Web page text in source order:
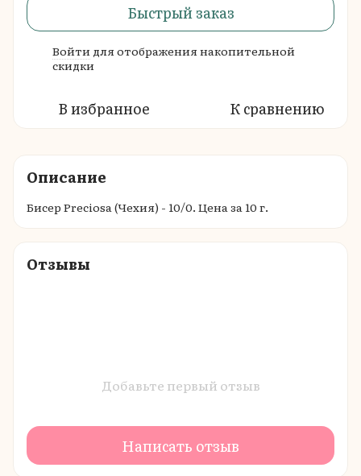
Быстрый заказ
Войти для отображения накопительной
скидки
В избранное К сравнению
Описание
Бисер Preciosa (Чехия) - 10/0. Цена за 10 г.
Отзывы
Добавьте первый отзыв
Написать отзыв